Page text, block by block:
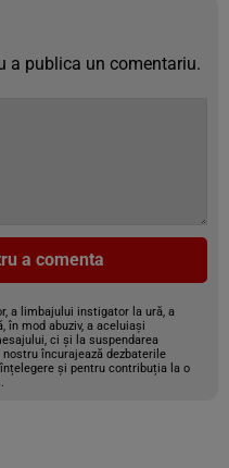
a publica un comentariu.
a comenta
a limbajului instigator la ură, a
mod abuziv, a aceluiași
ci și la suspendarea
încurajează dezbaterile
și pentru contribuția la o